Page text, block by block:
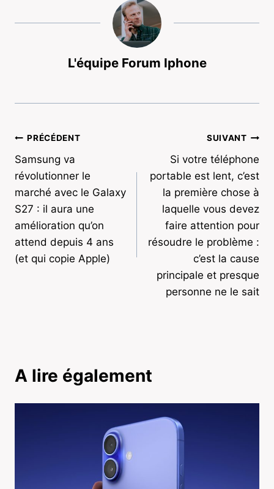
L'équipe Forum Iphone
Navigation
de
l’article
PRÉCÉDENT
Samsung va
révolutionner le
marché avec le Galaxy
S27 : il aura une
amélioration qu’on
attend depuis 4 ans
(et qui copie Apple)
SUIVANT
Si votre téléphone
portable est lent, c’est
la première chose à
laquelle vous devez
faire attention pour
résoudre le problème :
c’est la cause
principale et presque
personne ne le sait
A lire également